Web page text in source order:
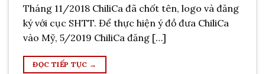
Tháng 11/2018 ChiliCa đã chốt tên, logo và đăng
ký với cục SHTT. Để thực hiện ý đồ đưa ChiliCa
vào Mỹ, 5/2019 ChiliCa đăng […]
ĐỌC TIẾP TỤC →